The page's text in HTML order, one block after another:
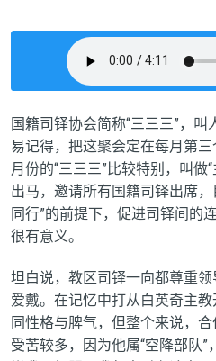
国籍司铎协会简称“三三三”，
易记得，把这聚会定在每月第
月份的“三三三”比较特别，叫做
出马，邀请所有国籍司铎出席，
同行”的前提下，促进司铎间的
很有意义。
坦白说，教区司铎一向都尊重
爱戴。在记忆中打从白英奇主
同性格与脾气，但整个来说，
受苦较多，因为他属“空降部队